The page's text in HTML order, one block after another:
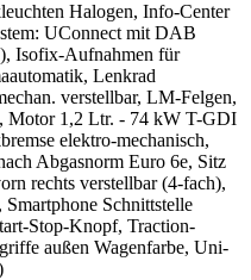
Halogen, Info-Center
UConnect mit DAB
Isofix-Aufnahmen für
Lenkrad
verstellbar, LM-Felgen,
Motor 1,2 Ltr. - 74 kW T-GDI
elektro-mechanisch,
Abgasnorm Euro 6e, Sitz
rechts verstellbar (4-fach),
Schnittstelle
Stop-Knopf, Traction-
außen Wagenfarbe, Uni-